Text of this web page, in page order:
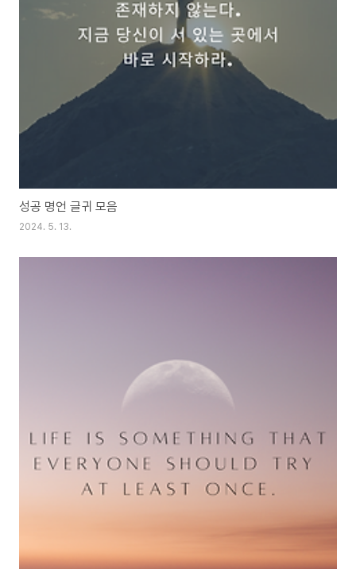
성공 명언 글귀 모음
2024. 5. 13.